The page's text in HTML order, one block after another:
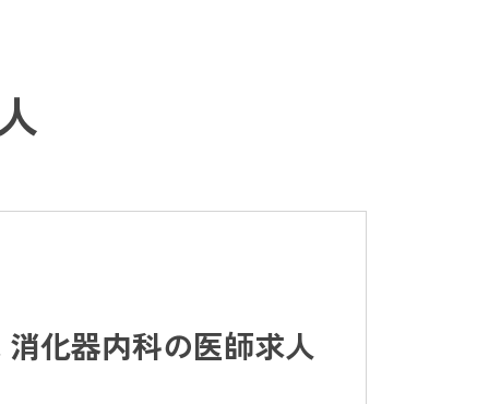
化器内科の医師求人